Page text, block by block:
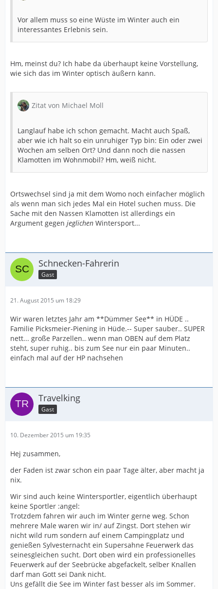
Vor allem muss so eine Wüste im Winter auch ein
interessantes Erlebnis sein.
Hm, meinst du? Ich habe da überhaupt keine Vorstellung,
wie sich das im Winter optisch äußern kann.
Zitat von Michael Moll
Langlauf habe ich schon gemacht. Macht auch Spaß,
aber wie ich halt so ein unruhiger Typ bin: Ein oder zwei
Wochen am selben Ort? Und dann noch die nassen
Klamotten im Wohnmobil? Hm, weiß nicht.
Ortswechsel sind ja mit dem Womo noch einfacher möglich
als wenn man sich jedes Mal ein Hotel suchen muss. Die
Sache mit den Nassen Klamotten ist allerdings ein
Argument gegen jeglichen Wintersport...
Schnecken-Fahrerin
Gast
21. August 2015 um 18:29
Wir waren letztes Jahr am **Dümmer See** in HÜDE ..
Familie Picksmeier-Piening in Hüde.-- Super sauber.. SUPER
nett... große Parzellen.. wenn man OBEN auf dem Platz
steht, super ruhig.. bis zum See nur ein paar Minuten..
einfach mal auf der HP nachsehen
Travelking
Gast
10. Dezember 2015 um 19:35
Hej zusammen,
der Faden ist zwar schon ein paar Tage älter, aber macht ja
nix.
Wir sind auch keine Wintersportler, eigentlich überhaupt
keine Sportler :angel:
Trotzdem fahren wir auch im Winter gerne weg. Schon
mehrere Male waren wir in/ auf Zingst. Dort stehen wir
nicht wild rum sondern auf einem Campingplatz und
genießen Sylvesternacht ein Supersahne Feuerwerk das
seinesgleichen sucht. Dort oben wird ein professionelles
Feuerwerk auf der Seebrücke abgefackelt, selber Knallen
darf man Gott sei Dank nicht.
Uns gefällt die See im Winter fast besser als im Sommer.